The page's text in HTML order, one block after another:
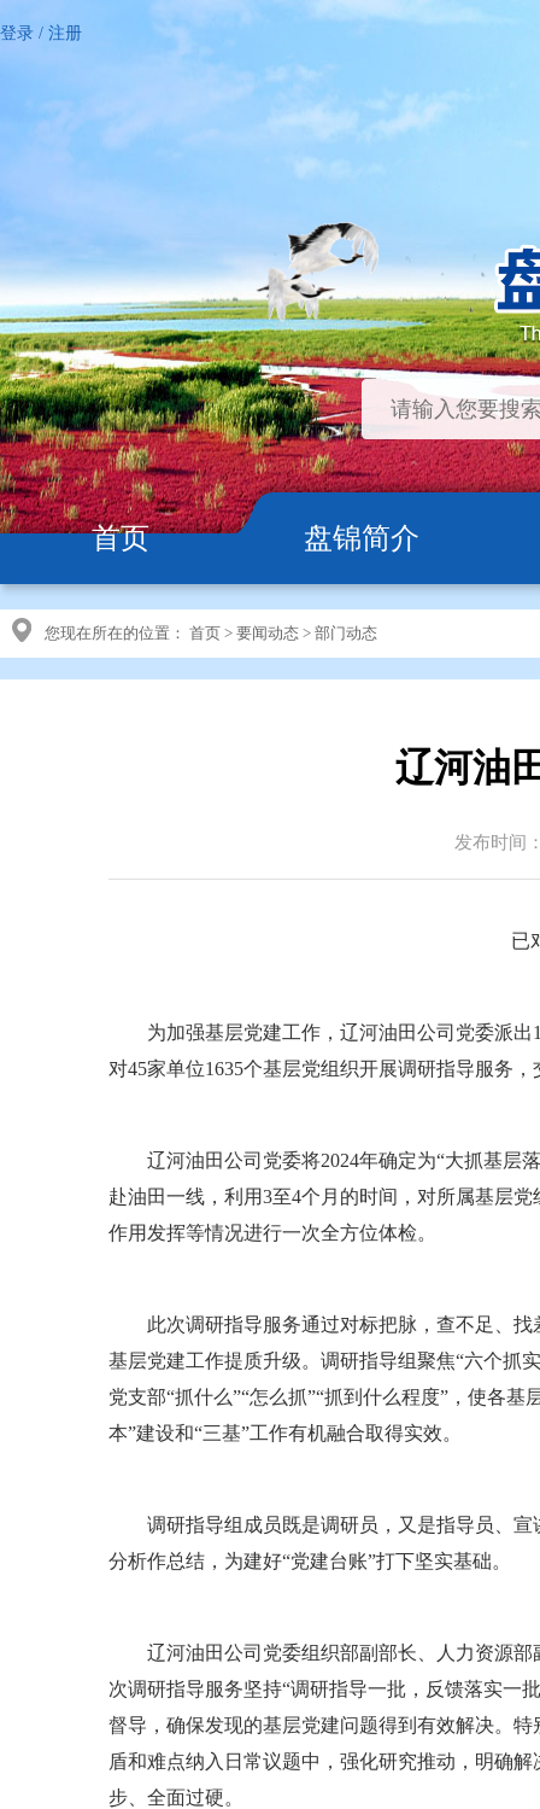
登录 / 注册
首页 盘锦简介
您现在所在的位置： 首页 > 要闻动态 > 部门动态
辽河油
发布时间
已
为加强基层党建工作，辽河油田公司党委派出
对45家单位1635个基层党组织开展调研指导服务，
辽河油田公司党委将2024年确定为“大抓基层落
赴油田一线，利用3至4个月的时间，对所属基层
作用发挥等情况进行一次全方位体检。
此次调研指导服务通过对标把脉，查不足、找
基层党建工作提质升级。调研指导组聚焦“六个抓
党支部“抓什么”“怎么抓”“抓到什么程度”，使各
本”建设和“三基”工作有机融合取得实效。
调研指导组成员既是调研员，又是指导员、宣
分析作总结，为建好“党建台账”打下坚实基础。
辽河油田公司党委组织部副部长、人力资源部
次调研指导服务坚持“调研指导一批，反馈落实一
督导，确保发现的基层党建问题得到有效解决。
盾和难点纳入日常议题中，强化研究推动，明确
步、全面过硬。